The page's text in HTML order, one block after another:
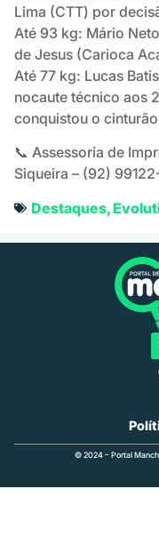
Lima (CTT) por
Até 93 kg: Mário
de Jesus (Carioca
Até 77 kg: Lucas
nocaute técnico aos
conquistou o
📞 Assessoria de
Siqueira – (92)
Destaques,
© 2024 – Portal